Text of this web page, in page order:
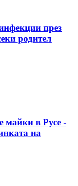
през
родител
майки в Русе -
на